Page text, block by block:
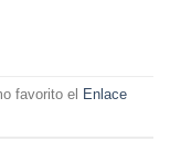
favorito el Enlace